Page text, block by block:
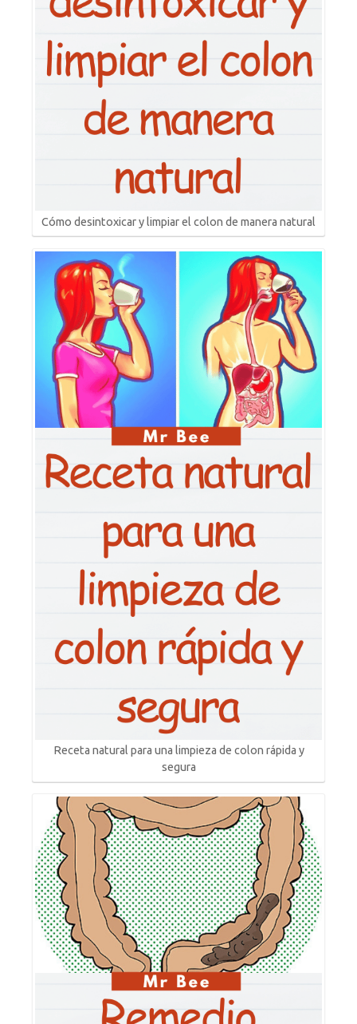
Cómo desintoxicar y limpiar el colon de manera natural
Receta natural para una limpieza de colon rápida y
segura